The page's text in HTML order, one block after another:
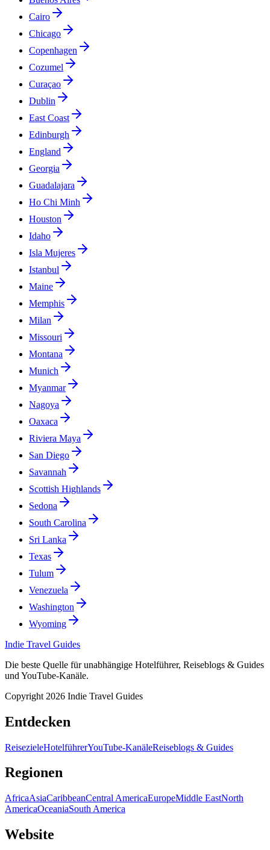
Cairo
Chicago
Copenhagen
Cozumel
Curaçao
Dublin
East Coast
Edinburgh
England
Georgia
Guadalajara
Ho Chi Minh
Houston
Idaho
Isla Mujeres
Istanbul
Maine
Memphis
Milan
Missouri
Montana
Munich
Myanmar
Nagoya
Oaxaca
Riviera Maya
San Diego
Savannah
Scottish Highlands
Sedona
South Carolina
Sri Lanka
Texas
Tulum
Venezuela
Washington
Wyoming
Indie Travel Guides
Die beste Quelle für unabhängige Hotelführer, Reiseblogs & Guides
und YouTube-Kanäle.
Copyright 2026 Indie Travel Guides
Entdecken
ReisezieleHotelführerYouTube-KanäleReiseblogs & Guides
Regionen
AfricaAsiaCaribbeanCentral AmericaEuropeMiddle EastNorth
AmericaOceaniaSouth America
Website